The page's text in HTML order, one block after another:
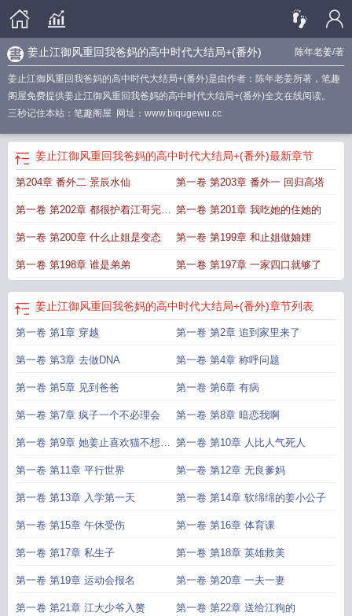
陈年老姜/著
姜止江御风重回我爸妈的高中时代大结局+(番外)
姜止江御风重回我爸妈的高中时代大结局+(番外)是由作者：陈年老姜所著，笔趣
阁屋免费提供姜止江御风重回我爸妈的高中时代大结局+(番外)全文在线阅读。
三秒记住本站：笔趣阁屋 网址：www.biqugewu.cc
姜止江御风重回我爸妈的高中时代大结局+(番外)最新章节
第204章 番外二 景辰水仙 第一卷 第203章 番外一 回归高塔
第一卷 第202章 都很护着江哥完结
撒花
第一卷 第201章 我吃她的住她的
第一卷 第200章 什么止姐是变态 第一卷 第199章 和止姐做妯娌
第一卷 第198章 谁是弟弟 第一卷 第197章 一家四口就够了
姜止江御风重回我爸妈的高中时代大结局+(番外)章节列表
第一卷 第1章 穿越 第一卷 第2章 追到家里来了
第一卷 第3章 去做DNA 第一卷 第4章 称呼问题
第一卷 第5章 见到爸爸 第一卷 第6章 有病
第一卷 第7章 疯子一个不必理会 第一卷 第8章 暗恋我啊
第一卷 第9章 她姜止喜欢猫不想给
狗花钱
第一卷 第10章 人比人气死人
第一卷 第11章 平行世界 第一卷 第12章 无良爹妈
第一卷 第13章 入学第一天 第一卷 第14章 软绵绵的姜小公子
第一卷 第15章 午休受伤 第一卷 第16章 体育课
第一卷 第17章 私生子 第一卷 第18章 英雄救美
第一卷 第19章 运动会报名 第一卷 第20章 一夫一妻
第一卷 第21章 江大少爷入赘 第一卷 第22章 送给江狗的